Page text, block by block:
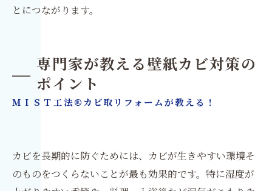
とにつながります。
専門家が教える壁紙カビ対策の
ポイント
ＭＩＳＴ工法®カビ取リフォームが教える！
カビを長期的に防ぐためには、カビが生きやすい環境そ
のものをつくらないことが最も効果的です。特に湿度が